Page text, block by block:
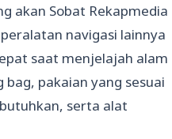
akan Sobat Rekapmedia
navigasi lainnya
saat menjelajah alam
pakaian yang sesuai
serta alat